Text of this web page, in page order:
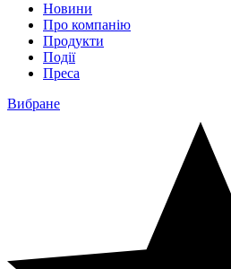
Новини
Про компанію
Продукти
Події
Преса
Вибране